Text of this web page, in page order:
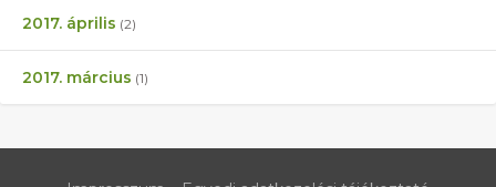
2017. április (2)
2017. március (1)